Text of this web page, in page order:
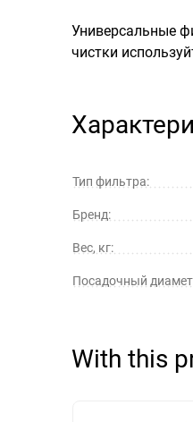
Универсальные
чистки
Тип фильтра:
Бренд:
Вес, кг:
Посадочный
With this